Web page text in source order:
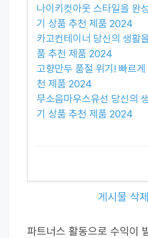
나이키컷아웃 스타일을 완
기 상품 추천 제품 2024
카고컨테이너 당신의 생활
품 추천 제품 2024
고향만두 품절 위기! 빠르
천 제품 2024
무소음마우스유선 당신의
기 상품 추천 제품 2024
게시물 삭
파트너스 활동으로 수익이